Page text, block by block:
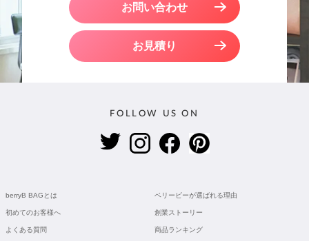
お問い合わせ
お見積り
FOLLOW US ON
berryB BAGとは ベリービーが選ばれる理由
初めてのお客様へ 創業ストーリー
よくある質問 商品ランキング